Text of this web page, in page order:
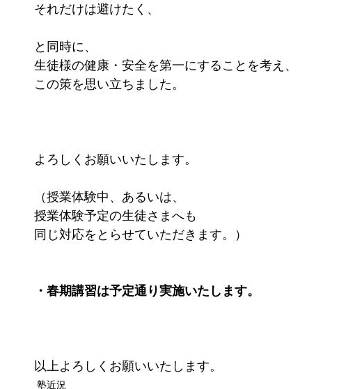
それだけは避けたく、
と同時に、
生徒様の健康・安全を第一にすることを考え、
この策を思い立ちました。
よろしくお願いいたします。
（授業体験中、あるいは、
授業体験予定の生徒さまへも
同じ対応をとらせていただきます。）
・春期講習は予定通り実施いたします。
以上よろしくお願いいたします。
塾近況